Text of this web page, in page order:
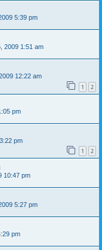
5:39 pm
2009 1:51 am
12:22 am
1 2
pm
pm
1 2
10:47 pm
5:27 pm
pm